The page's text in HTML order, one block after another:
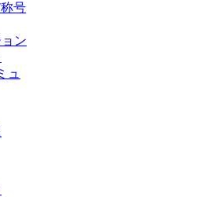
号
ン
ュ